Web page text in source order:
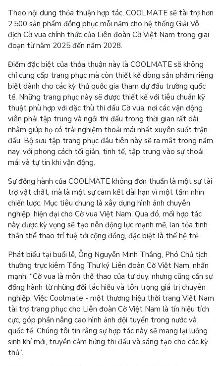
Theo nội dung thỏa thuận hợp tác, COOLMATE sẽ tài trợ hơn
2.500 sản phẩm đồng phục mỗi năm cho hệ thống Giải Vô
địch Cờ vua chính thức của Liên đoàn Cờ Việt Nam trong giai
đoạn từ năm 2025 đến năm 2028.
Điểm đặc biệt của thỏa thuận này là COOLMATE sẽ không
chỉ cung cấp trang phục mà còn thiết kế dòng sản phẩm riêng
biệt dành cho các kỳ thủ quốc gia tham dự đấu trường quốc
tế. Những trang phục này sẽ được thiết kế với tiêu chuẩn kỹ
thuật phù hợp với đặc thù thi đấu Cờ vua, nơi các vận động
viên phải tập trung và ngồi thi đấu trong thời gian rất dài,
nhằm giúp họ có trải nghiệm thoải mái nhất xuyên suốt trận
đấu. Bộ sưu tập trang phục đầu tiên này sẽ ra mắt trong năm
nay, với phong cách tối giản, tinh tế, tập trung vào sự thoải
mái và tự tin khi vận động.
Sự đồng hành của COOLMATE không đơn thuần là một sự tài
trợ vật chất, mà là một sự cam kết dài hạn vì một tầm nhìn
chiến lược. Mục tiêu chung là xây dựng hình ảnh chuyên
nghiệp, hiện đại cho Cờ vua Việt Nam. Qua đó, mối hợp tác
này được kỳ vọng sẽ tạo nên động lực mạnh mẽ, lan tỏa tinh
thần thể thao trí tuệ tới cộng đồng, đặc biệt là thế hệ trẻ.
Phát biểu tại buổi lễ, Ông Nguyễn Minh Thắng, Phó Chủ tịch
thường trực kiêm Tổng Thư ký Liên đoàn Cờ Việt Nam, nhấn
mạnh: “Cờ vua là môn thể thao của tư duy, nhưng cũng cần sự
đồng hành từ những đối tác hiểu và tôn trọng giá trị chuyên
nghiệp. Việc Coolmate - một thương hiệu thời trang Việt Nam
tài trợ trang phục cho Liên đoàn Cờ Việt Nam là tín hiệu tích
cực, góp phần nâng cao hình ảnh đội tuyển trong nước và
quốc tế. Chúng tôi tin rằng sự hợp tác này sẽ mang lại luồng
sinh khí mới, truyền cảm hứng thi đấu và sáng tạo cho các kỳ
thủ”.